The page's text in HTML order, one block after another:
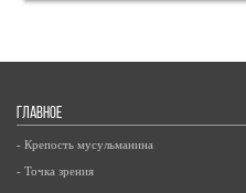
ГЛАВНОЕ
- Крепость мусульманина
- Точка зрения